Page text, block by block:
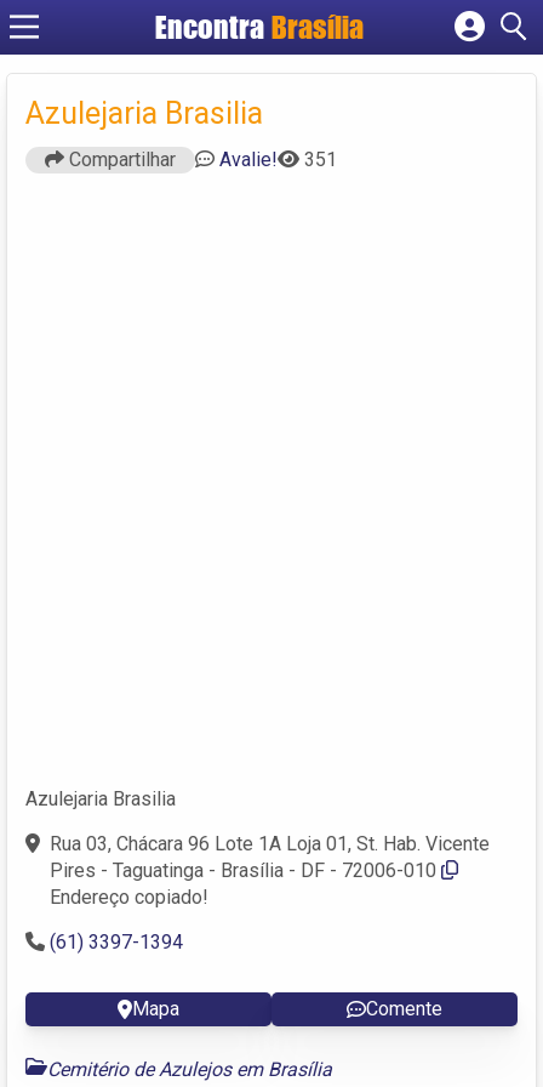
EncontraBrasília
Cadastrar empresa
Criar conta
Azulejaria Brasilia
Compartilhar Avalie! 351
Azulejaria Brasilia
Rua 03, Chácara 96 Lote 1A Loja 01, St. Hab. Vicente
Pires - Taguatinga - Brasília - DF - 72006-010
Endereço copiado!
(61) 3397-1394
Mapa Comente
Cemitério de Azulejos em Brasília